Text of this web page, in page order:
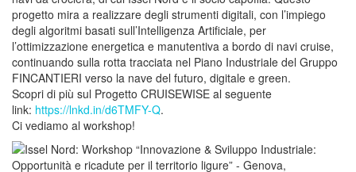
progetto mira a realizzare degli strumenti digitali, con l’impiego
degli algoritmi basati sull’Intelligenza Artificiale, per
l’ottimizzazione energetica e manutentiva a bordo di navi cruise,
continuando sulla rotta tracciata nel Piano Industriale del Gruppo
FINCANTIERI verso la nave del futuro, digitale e green.
Scopri di più sul Progetto CRUISEWISE al seguente
link: https://lnkd.in/d6TMFY-Q.
Ci vediamo al workshop!